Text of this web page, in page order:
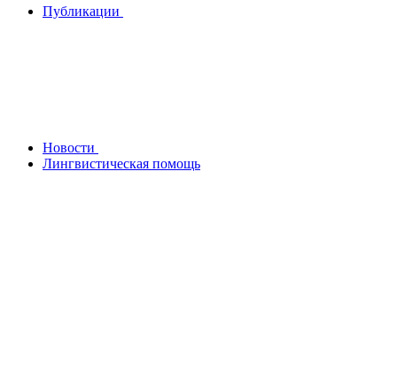
Публикации
Новости
Лингвистическая помощь